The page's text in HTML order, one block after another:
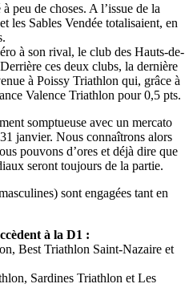
peu de choses. A l’issue de la
Sables Vendée totalisaient, en
à son rival, le club des Hauts-de-
ces deux clubs, la dernière
à Poissy Triathlon qui, grâce à
Valence Triathlon pour 0,5 pts.
somptueuse avec un mercato
janvier. Nous connaîtrons alors
pouvons d’ores et déjà dire que
seront toujours de la partie.
sont engagées tant en
à la D1 :
Best Triathlon Saint-Nazaire et
Sardines Triathlon et Les